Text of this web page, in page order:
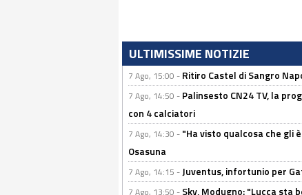
ULTIMISSIME NOTIZIE
7 Ago, 15:00 - Ritiro Castel di Sangro
7 Ago, 14:50 - Palinsesto CN24 TV, la
con 4 calciatori
7 Ago, 14:30 - "Ha visto qualcosa che gli
Osasuna
7 Ago, 14:15 - Juventus, infortunio per
7 Ago, 13:50 - Sky, Modugno: "Lucca sta